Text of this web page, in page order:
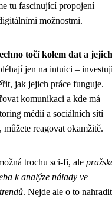
tu fascinující propojení
možnostmi.
točí kolem dat a jejich
jen na intuici –
jak jejich práce funguje.
komunikaci a kde má
médií a sociálních sítí
reagovat okamžitě.
trochu sci-fi, ale
k analýze nálady ve
. Nejde ale o to nahradit